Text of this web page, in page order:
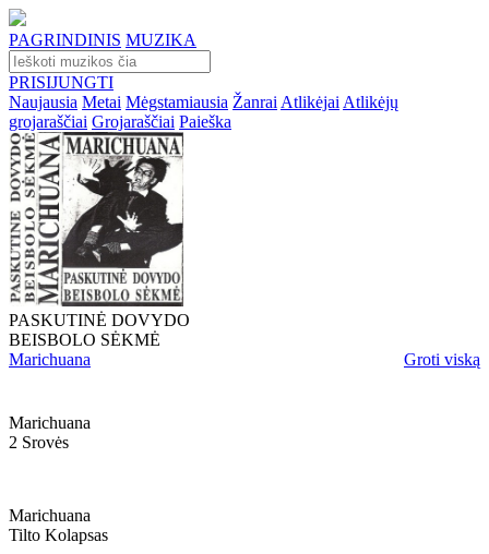
PAGRINDINIS MUZIKA
PRISIJUNGTI
Naujausia Metai Mėgstamiausia Žanrai Atlikėjai Atlikėjų
grojaraščiai Grojaraščiai Paieška
PASKUTINĖ DOVYDO
BEISBOLO SĖKMĖ
Marichuana
Groti viską
Marichuana
2 Srovės
Marichuana
Tilto Kolapsas